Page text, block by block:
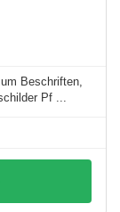
Beschriften,
Pf ...